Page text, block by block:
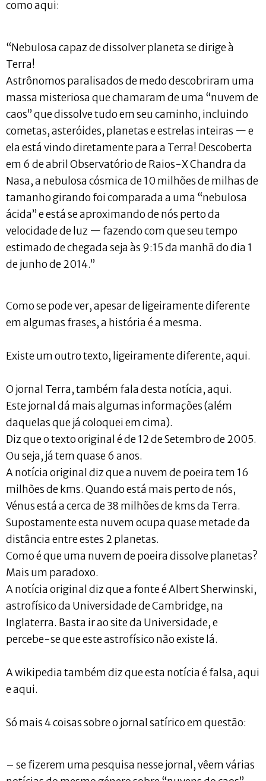
como aqui:
“Nebulosa capaz de dissolver planeta se dirige à
Terra!
Astrônomos paralisados de medo descobriram uma
massa misteriosa que chamaram de uma “nuvem de
caos” que dissolve tudo em seu caminho, incluindo
cometas, asteróides, planetas e estrelas inteiras — e
ela está vindo diretamente para a Terra! Descoberta
em 6 de abril Observatório de Raios-X Chandra da
Nasa, a nebulosa cósmica de 10 milhões de milhas de
tamanho girando foi comparada a uma “nebulosa
ácida” e está se aproximando de nós perto da
velocidade de luz — fazendo com que seu tempo
estimado de chegada seja às 9:15 da manhã do dia 1
de junho de 2014.”
Como se pode ver, apesar de ligeiramente diferente
em algumas frases, a história é a mesma.
Existe um outro texto, ligeiramente diferente, aqui.
O jornal Terra, também fala desta notícia, aqui.
Este jornal dá mais algumas informações (além
daquelas que já coloquei em cima).
Diz que o texto original é de 12 de Setembro de 2005.
Ou seja, já tem quase 6 anos.
A notícia original diz que a nuvem de poeira tem 16
milhões de kms. Quando está mais perto de nós,
Vénus está a cerca de 38 milhões de kms da Terra.
Supostamente esta nuvem ocupa quase metade da
distância entre estes 2 planetas.
Como é que uma nuvem de poeira dissolve planetas?
Mais um paradoxo.
A notícia original diz que a fonte é Albert Sherwinski,
astrofísico da Universidade de Cambridge, na
Inglaterra. Basta ir ao site da Universidade, e
percebe-se que este astrofísico não existe lá.
A wikipedia também diz que esta notícia é falsa, aqui
e aqui.
Só mais 4 coisas sobre o jornal satírico em questão:
– se fizerem uma pesquisa nesse jornal, vêem várias